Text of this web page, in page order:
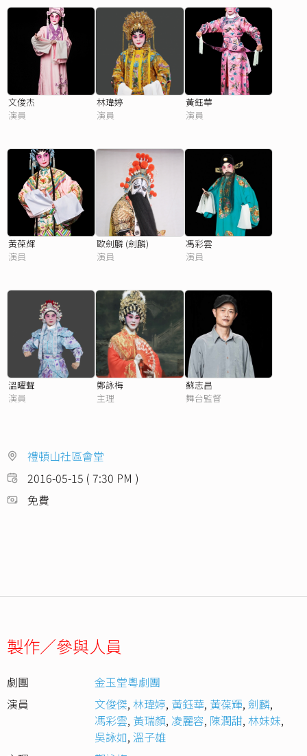
文俊杰
演員
林瑋婷
演員
黃鈺華
演員
黃葆輝
演員
歐劍麟 (劍麟)
演員
馮彩雲
演員
溫曜聲
演員
鄭詠梅
主理
蘇志昌
舞台監督
禮頓山社區會堂
2016-05-15 ( 7:30 PM )
免費
製作／參與人員
劇團
金玉堂粵劇團
演員
文俊傑,林瑋婷, 黃鈺華, 黃葆輝,劍麟,
馮彩雲, 黃瑞顏,凌麗容, 陳潤甜,林妹妹,
吳詠如,溫子雄